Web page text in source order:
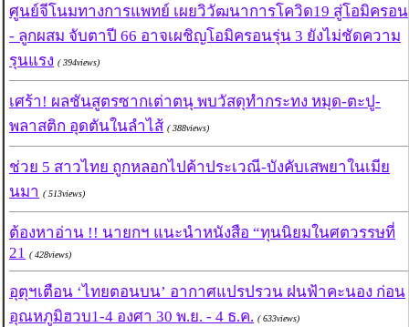
ศูนย์จีโนมทางการแพทย์ เผยวิวัฒนาการโควิด19 สู่โอมิครอน
- ลูกผสม จับตาปี 66 อาจเผชิญโอมิครอนรุ่น 3 ยังไม่ชัดความ
รุนแรง ( 394views)
เศร้า! ผลชันสูตรซากเต่าตนุ พบวัสดุทำกระทง หมุด-ตะปู-
พลาสติก อุดตันในลำไส้ ( 388views)
ช่วย 5 สาวไทย ถูกหลอกไปค้าประเวณี-บังคับเสพยาในเมีย
นมา ( 513views)
ต้องหาอ่าน !! นายกฯ แนะนำหนังสือ “ทุนนิยมในศตวรรษที่
21 ( 428views)
อุตุฯเตือน ‘ไทยตอนบน’ อากาศแปรปรวน ฝนฟ้าคะนอง ก่อน
อุณหภูมิฮวบ1-4 องศา 30 พ.ย. - 4 ธ.ค. ( 633views)